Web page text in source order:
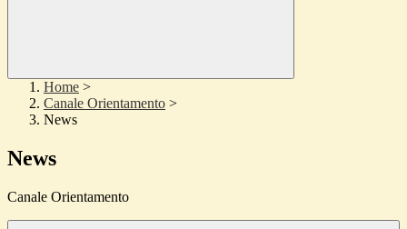
Home >
Canale Orientamento >
News
News
Canale Orientamento